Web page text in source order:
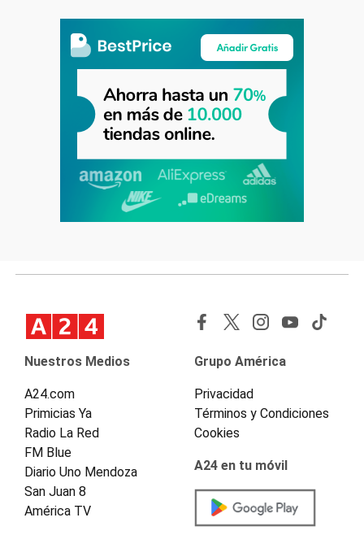
Nuestros Medios
A24.com
Primicias Ya
Radio La Red
FM Blue
Diario Uno Mendoza
San Juan 8
América TV
Grupo América
Privacidad
Términos y Condiciones
Cookies
A24 en tu móvil